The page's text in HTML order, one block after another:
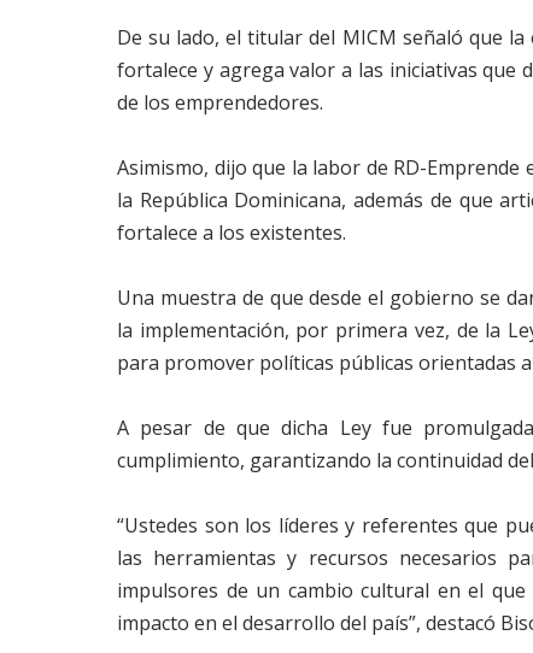
De su lado, el titular del MICM señaló que
fortalece y agrega valor a las iniciativas que
de los emprendedores.
Asimismo, dijo que la labor de RD-
la República Dominicana, además de que
fortalece a los existentes.
Una muestra de que desde el gobierno se
la implementación, por primera vez, de la
para promover políticas públicas orientadas
A pesar de que dicha Ley fue
cumplimiento, garantizando la continuidad
“Ustedes son los líderes y referentes que
las herramientas y recursos necesarios
impulsores de un cambio cultural en el
impacto en el desarrollo del país”, destacó